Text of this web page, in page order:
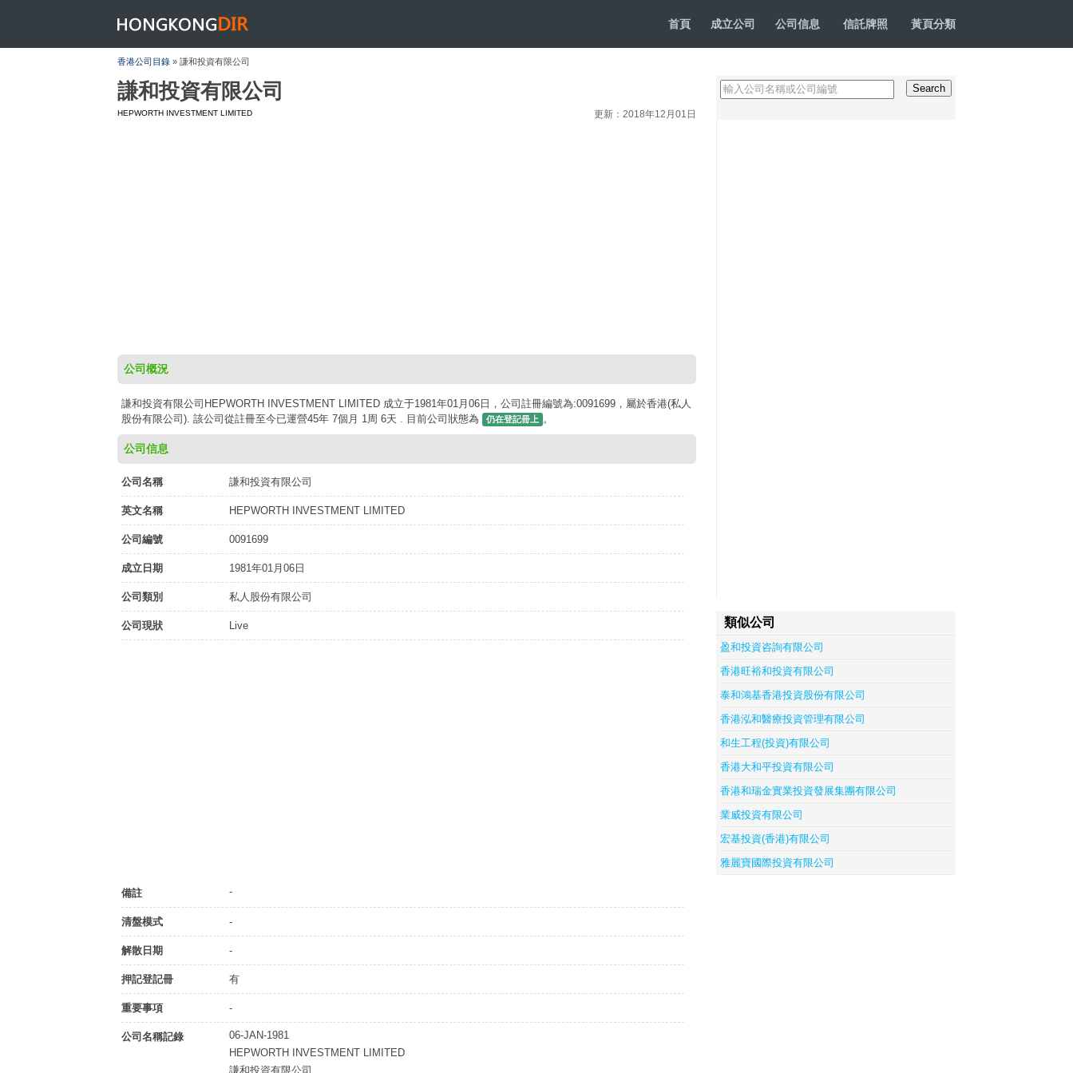
HONGKONGDIR 首頁 成立公司 公司信息 信託牌照 黃頁分類
香港公司目錄 » 謙和投資有限公司
謙和投資有限公司
HEPWORTH INVESTMENT LIMITED 更新：2018年12月01日
公司概況
謙和投資有限公司HEPWORTH INVESTMENT LIMITED 成立于1981年01月06日，公司註冊編號為:0091699，屬於香港(私人
股份有限公司). 該公司從註冊至今已運營45年 7個月 1周 6天 . 目前公司狀態為
仍在登記冊上 。
公司信息
公司名稱 謙和投資有限公司
英文名稱 HEPWORTH INVESTMENT LIMITED
公司編號 0091699
成立日期 1981年01月06日
公司類別 私人股份有限公司
公司現狀 Live
備註 -
清盤模式 -
解散日期 -
押記登記冊 有
重要事項 -
公司名稱記錄
06-JAN-1981
HEPWORTH INVESTMENT LIMITED
謙和投資有限公司
類似公司
盈和投資咨詢有限公司
香港旺裕和投資有限公司
泰和鴻基香港投資股份有限公司
香港泓和醫療投資管理有限公司
和生工程(投資)有限公司
香港大和平投資有限公司
香港和瑞金實業投資發展集團有限公司
業威投資有限公司
宏基投資(香港)有限公司
雅麗寶國際投資有限公司